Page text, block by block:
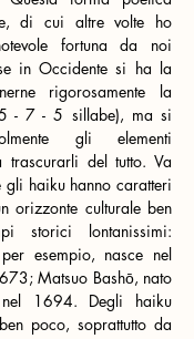
di cui altre volte ho
fortuna da noi
in Occidente si ha la
rigorosamente la
- 7 - 5 sillabe), ma si
gli elementi
trascurarli del tutto. Va
gli haiku hanno caratteri
orizzonte culturale ben
storici lontanissimi:
esempio, nasce nel
Matsuo Bashō, nato
1694. Degli haiku
poco, soprattutto da